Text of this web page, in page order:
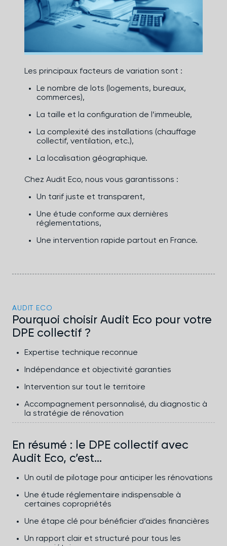
Les principaux facteurs de variation sont :
Le nombre de lots (logements, bureaux,
commerces),
La taille et la configuration de l’immeuble,
La complexité des installations (chauffage
collectif, ventilation, etc.),
La localisation géographique.
Chez Audit Eco, nous vous garantissons :
Un tarif juste et transparent,
Une étude conforme aux dernières
réglementations,
Une intervention rapide partout en France.
AUDIT ECO
Pourquoi choisir Audit Eco pour votre
DPE collectif ?
Expertise technique reconnue
Indépendance et objectivité garanties
Intervention sur tout le territoire
Accompagnement personnalisé, du diagnostic à
la stratégie de rénovation
En résumé : le DPE collectif avec
Audit Eco, c’est…
Un outil de pilotage pour anticiper les rénovations
Une étude réglementaire indispensable à
certaines copropriétés
Une étape clé pour bénéficier d’aides financières
Un rapport clair et structuré pour tous les